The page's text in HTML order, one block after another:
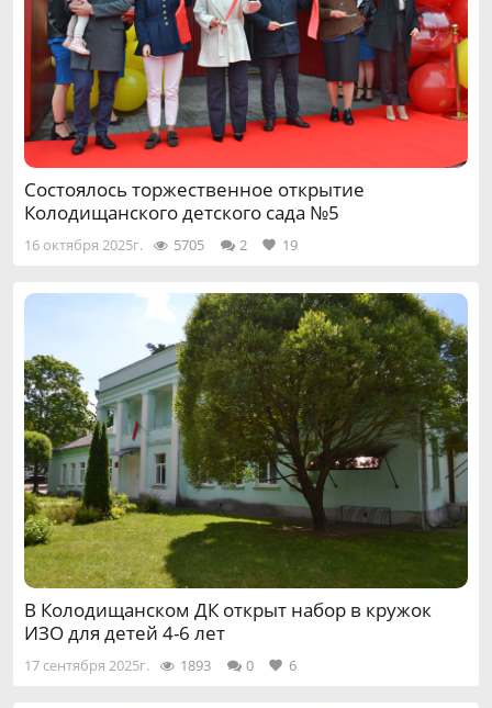
Состоялось торжественное открытие
Колодищанского детского сада №5
16 октября 2025г. 5705 2 19
В Колодищанском ДК открыт набор в кружок
ИЗО для детей 4-6 лет
17 сентября 2025г. 1893 0 6